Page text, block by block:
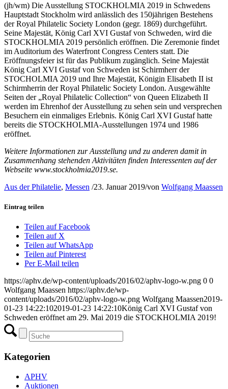
(jh/wm) Die Ausstellung STOCKHOLMIA 2019 in Schwedens
Hauptstadt Stockholm wird anlässlich des 150jährigen Bestehens
der Royal Philatelic Society London (gegr. 1869) durchgeführt.
Seine Majestät, König Carl XVI Gustaf von Schweden, wird die
STOCKHOLMIA 2019 persönlich eröffnen. Die Zeremonie findet
im Auditorium des Waterfront Congress Centers statt. Die
Eröffnungsfeier ist für das Publikum zugänglich. Seine Majestät
König Carl XVI Gustaf von Schweden ist Schirmherr der
STOCHOLMIA 2019 und Ihre Majestät, Königin Elisabeth II ist
Schirmherrin der Royal Philatelic Society London. Ausgewählte
Seiten der „Royal Philatelic Collection“ von Queen Elizabeth II
werden im Ehrenhof der Ausstellung zu sehen sein und versprechen
Besuchern ein einmaliges Erlebnis. König Carl XVI Gustaf hatte
bereits die STOCKHOLMIA-Ausstellungen 1974 und 1986
eröffnet.
Weitere Informationen zur Ausstellung und zu anderen damit in
Zusammenhang stehenden Aktivitäten finden Interessenten auf der
Webseite www.stockholmia2019.se.
Aus der Philatelie, Messen /23. Januar 2019/von Wolfgang Maassen
Eintrag teilen
Teilen auf Facebook
Teilen auf X
Teilen auf WhatsApp
Teilen auf Pinterest
Per E-Mail teilen
https://aphv.de/wp-content/uploads/2016/02/aphv-logo-w.png 0 0
Wolfgang Maassen https://aphv.de/wp-
content/uploads/2016/02/aphv-logo-w.png Wolfgang Maassen2019-
01-23 14:22:102019-01-23 14:22:10König Carl XVI Gustaf von
Schweden eröffnet am 29. Mai 2019 die STOCKHOLMIA 2019!
Kategorien
APHV
Auktionen